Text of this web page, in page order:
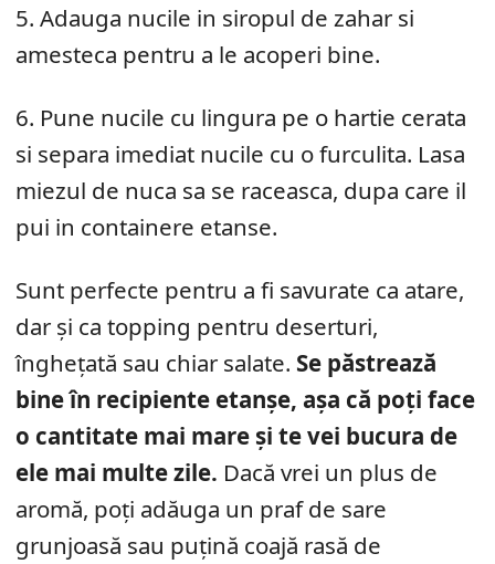
5. Adauga nucile in siropul de zahar si
amesteca pentru a le acoperi bine.
6. Pune nucile cu lingura pe o hartie cerata
si separa imediat nucile cu o furculita. Lasa
miezul de nuca sa se raceasca, dupa care il
pui in containere etanse.
Sunt perfecte pentru a fi savurate ca atare,
dar și ca topping pentru deserturi,
înghețată sau chiar salate. Se păstrează
bine în recipiente etanșe, așa că poți face
o cantitate mai mare și te vei bucura de
ele mai multe zile. Dacă vrei un plus de
aromă, poți adăuga un praf de sare
grunjoasă sau puțină coajă rasă de